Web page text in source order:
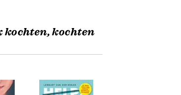
kochten, kochten